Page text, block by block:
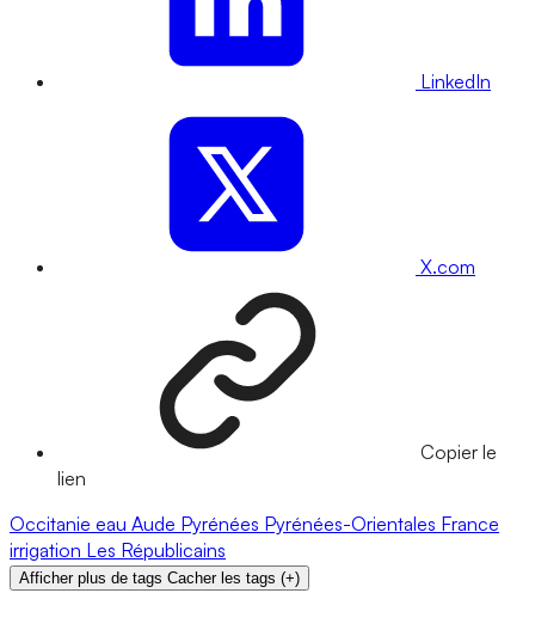
LinkedIn
X.com
Copier le
lien
Occitanie eau Aude Pyrénées Pyrénées-Orientales France
irrigation Les Républicains
Afficher plus de tags Cacher les tags (+)